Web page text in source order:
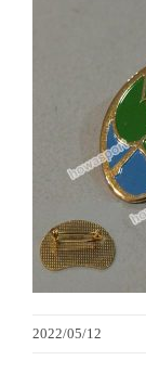
實用系
水晶獎
金箔畫
意大利
2022/05/12